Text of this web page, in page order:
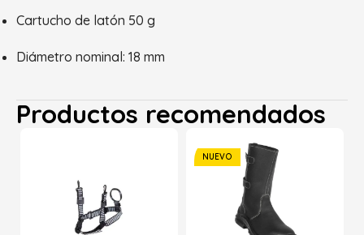
Cartucho de latón 50 g
Diámetro nominal: 18 mm
Productos recomendados
NUEVO